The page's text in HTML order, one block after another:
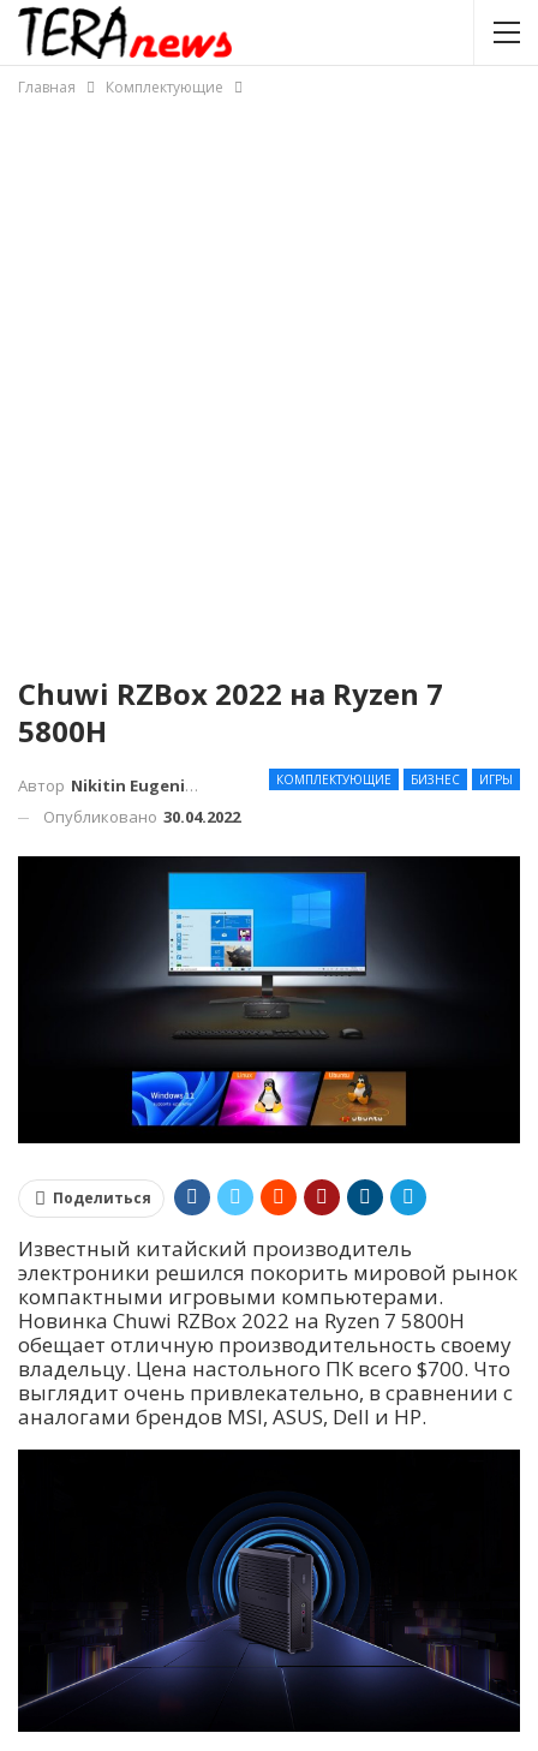
Главная Комплектующие
Chuwi RZBox 2022 на Ryzen 7
5800H
КОМПЛЕКТУЮЩИЕ БИЗНЕС ИГРЫ
Автор Nikitin Eugenius
Опубликовано 30.04.2022
Поделиться
Известный китайский производитель
электроники решился покорить мировой рынок
компактными игровыми компьютерами.
Новинка Chuwi RZBox 2022 на Ryzen 7 5800H
обещает отличную производительность своему
владельцу. Цена настольного ПК всего $700. Что
выглядит очень привлекательно, в сравнении с
аналогами брендов MSI, ASUS, Dell и HP.